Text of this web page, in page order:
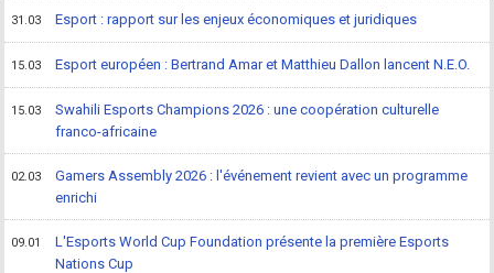
31.03 Esport : rapport sur les enjeux économiques et juridiques
15.03 Esport européen : Bertrand Amar et Matthieu Dallon lancent N.E.O.
15.03
Swahili Esports Champions 2026 : une coopération culturelle
franco-africaine
02.03
Gamers Assembly 2026 : l'événement revient avec un programme
enrichi
09.01
L'Esports World Cup Foundation présente la première Esports
Nations Cup